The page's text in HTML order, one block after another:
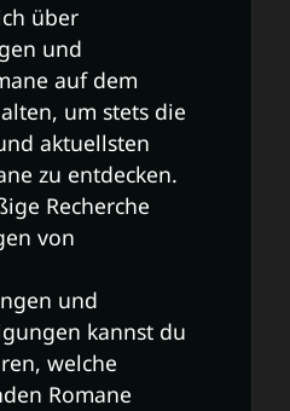
über
und
auf dem
um stets die
aktuellsten
zu entdecken.
Recherche
von
und
kannst du
welche
Romane